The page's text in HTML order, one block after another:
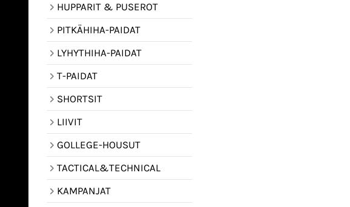
HUPPARIT & PUSEROT
PITKÄHIHA-PAIDAT
LYHYTHIHA-PAIDAT
T-PAIDAT
SHORTSIT
LIIVIT
GOLLEGE-HOUSUT
TACTICAL&TECHNICAL
KAMPANJAT